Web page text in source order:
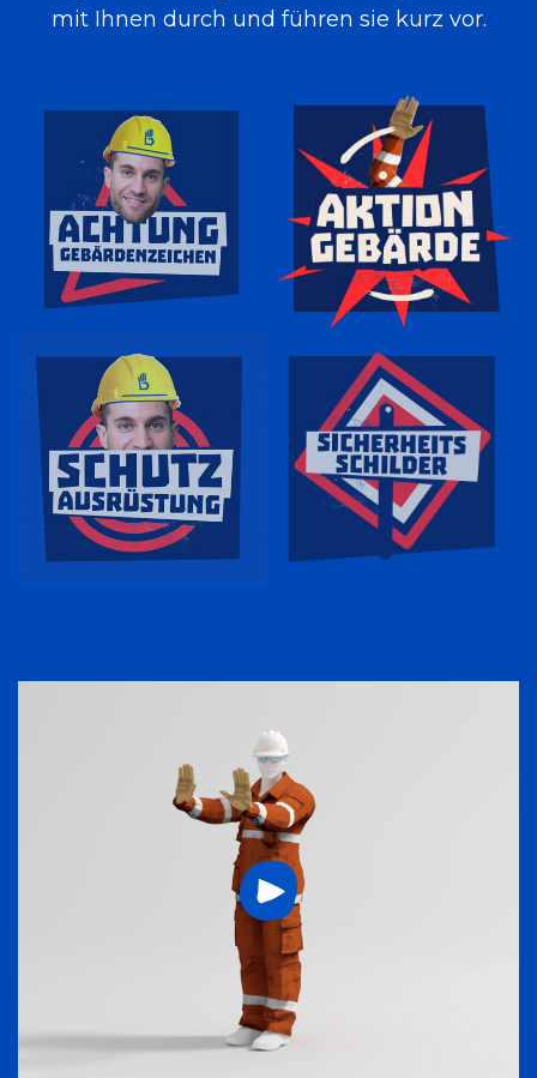
mit Ihnen durch und führen sie kurz vor.